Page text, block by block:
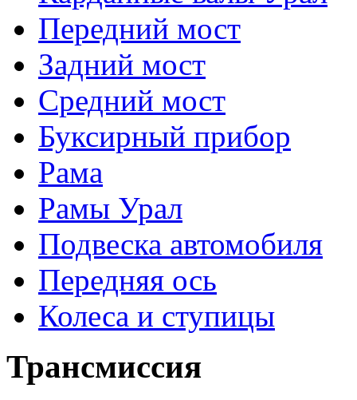
Передний мост
Задний мост
Средний мост
Буксирный прибор
Рама
Рамы Урал
Подвеска автомобиля
Передняя ось
Колеса и ступицы
Трансмиссия